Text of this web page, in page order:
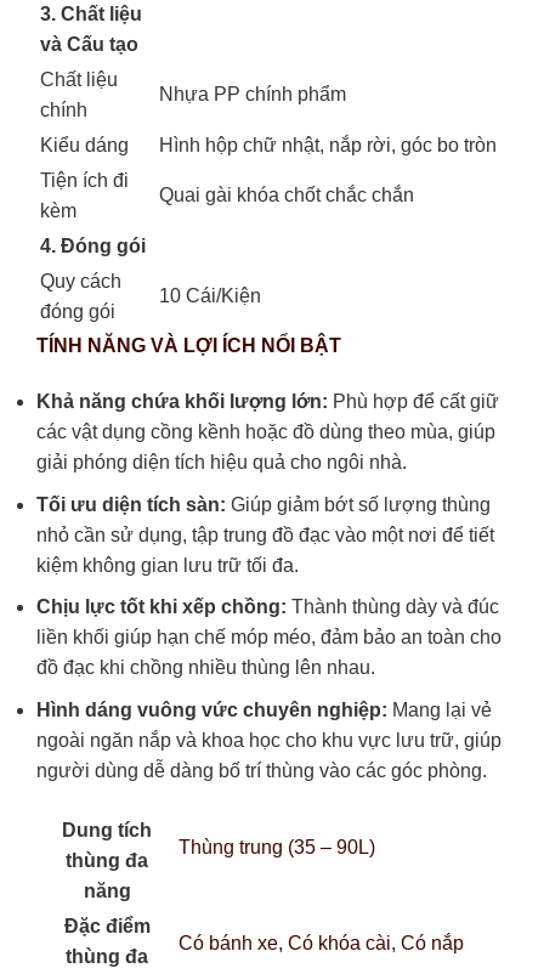
3. Chất liệu
và Cấu tạo
Chất liệu
chính
Nhựa PP chính phẩm
Kiểu dáng
Hình hộp chữ nhật, nắp rời, góc bo tròn
Tiện ích đi
kèm
Quai gài khóa chốt chắc chắn
4. Đóng gói
Quy cách
đóng gói
10 Cái/Kiện
TÍNH NĂNG VÀ LỢI ÍCH NỔI BẬT
Khả năng chứa khối lượng lớn: Phù hợp để cất giữ
các vật dụng cồng kềnh hoặc đồ dùng theo mùa, giúp
giải phóng diện tích hiệu quả cho ngôi nhà.
Tối ưu diện tích sàn: Giúp giảm bớt số lượng thùng
nhỏ cần sử dụng, tập trung đồ đạc vào một nơi để tiết
kiệm không gian lưu trữ tối đa.
Chịu lực tốt khi xếp chồng: Thành thùng dày và đúc
liền khối giúp hạn chế móp méo, đảm bảo an toàn cho
đồ đạc khi chồng nhiều thùng lên nhau.
Hình dáng vuông vức chuyên nghiệp: Mang lại vẻ
ngoài ngăn nắp và khoa học cho khu vực lưu trữ, giúp
người dùng dễ dàng bố trí thùng vào các góc phòng.
Dung tích
thùng đa
năng
Thùng trung (35 – 90L)
Đặc điểm
thùng đa
Có bánh xe, Có khóa cài, Có nắp